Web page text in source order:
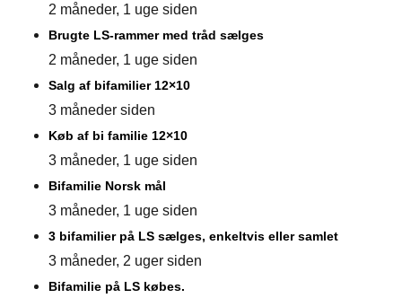
2 måneder, 1 uge siden
Brugte LS-rammer med tråd sælges
2 måneder, 1 uge siden
Salg af bifamilier 12×10
3 måneder siden
Køb af bi familie 12×10
3 måneder, 1 uge siden
Bifamilie Norsk mål
3 måneder, 1 uge siden
3 bifamilier på LS sælges, enkeltvis eller samlet
3 måneder, 2 uger siden
Bifamilie på LS købes.